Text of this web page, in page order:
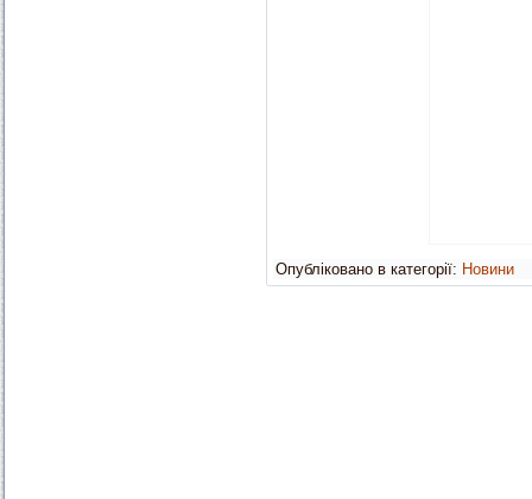
Опубліковано в категорії: Новини